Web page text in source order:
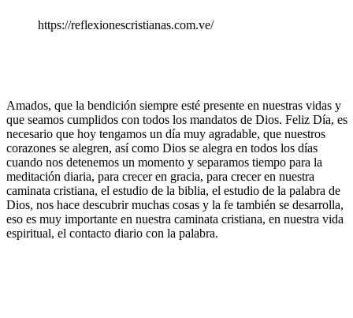
https://reflexionescristianas.com.ve/
Amados, que la bendición siempre esté presente en nuestras vidas y
que seamos cumplidos con todos los mandatos de Dios. Feliz Día, es
necesario que hoy tengamos un día muy agradable, que nuestros
corazones se alegren, así como Dios se alegra en todos los días
cuando nos detenemos un momento y separamos tiempo para la
meditación diaria, para crecer en gracia, para crecer en nuestra
caminata cristiana, el estudio de la biblia, el estudio de la palabra de
Dios, nos hace descubrir muchas cosas y la fe también se desarrolla,
eso es muy importante en nuestra caminata cristiana, en nuestra vida
espiritual, el contacto diario con la palabra.